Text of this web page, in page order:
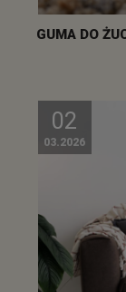
GUMA DO
02
03.2026